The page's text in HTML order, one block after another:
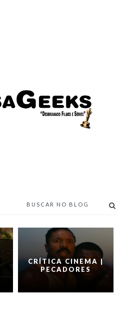
CRÍTICA CINEMA |
PECADORES